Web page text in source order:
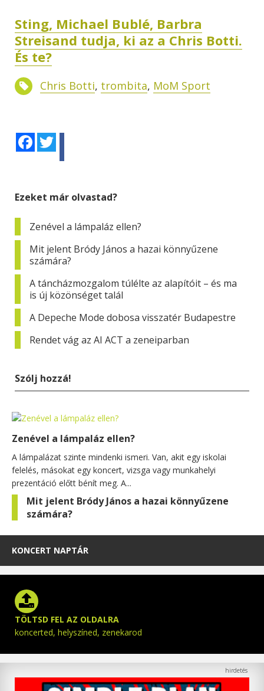
Sting, Michael Bublé, Barbra
Streisand tudja, ki az a Chris Botti.
És te?
Chris Botti, trombita, MoM Sport
Facebook
Ezeket már olvastad?
Zenével a lámpaláz ellen?
Mit jelent Bródy János a hazai könnyűzene
számára?
A táncházmozgalom túlélte az alapítóit – és ma
is új közönséget talál
A Depeche Mode dobosa visszatér Budapestre
Rendet vág az AI ACT a zeneiparban
Szólj hozzá!
Zenével a lámpaláz ellen?
A lámpalázat szinte mindenki ismeri. Van, akit egy iskolai
felelés, másokat egy koncert, vizsga vagy munkahelyi
prezentáció előtt bénít meg. A...
Mit jelent Bródy János a hazai könnyűzene
számára?
KONCERT NAPTÁR
TÖLTSD FEL AZ OLDALRA
koncerted, helyszíned, zenekarod